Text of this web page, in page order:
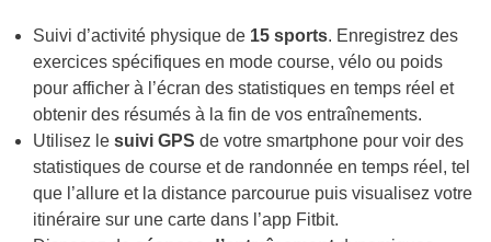
Suivi d’activité physique de 15 sports. Enregistrez des
exercices spécifiques en mode course, vélo ou poids
pour afficher à l’écran des statistiques en temps réel et
obtenir des résumés à la fin de vos entraînements.
Utilisez lesuivi GPS de votre smartphone pour voir des
statistiques de course et de randonnée en temps réel, tel
que l’allure et la distance parcourue puis visualisez votre
itinéraire sur une carte dans l’app Fitbit.